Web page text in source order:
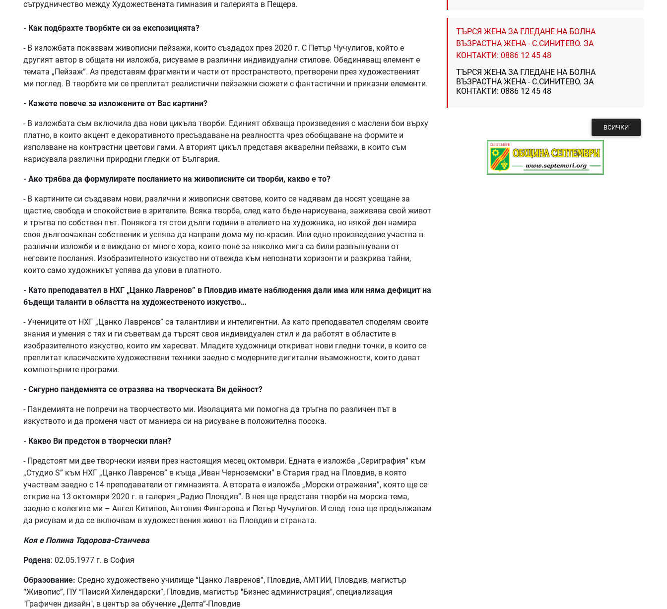
сътрудничество между Художествената гимназия и галерията в Пещера.
- Как подбрахте творбите си за експозицията?
- В изложбата показвам живописни пейзажи, които създадох през 2020 г. С Петър Чучулигов, който е
другият автор в общата ни изложба, рисуваме в различни индивидуални стилове. Обединяващ елемент е
темата „Пейзаж”. Аз представям фрагменти и части от пространството, претворени през художественият
ми поглед. В творбите ми се преплитат реалистични пейзажни сюжети с фантастични и приказни елементи.
- Кажете повече за изложените от Вас картини?
- В изложбата съм включила два нови цикъла творби. Единият обхваща произведения с маслени бои върху
платно, в които акцент е декоративното пресъздаване на реалността чрез обобщаване на формите и
използване на контрастни цветови гами. А вторият цикъл представя акварелни пейзажи, в които съм
нарисувала различни природни гледки от България.
- Ако трябва да формулирате посланието на живописните си творби, какво е то?
- В картините си създавам нови, различни и живописни светове, които се надявам да носят усещане за
щастие, свобода и спокойствие в зрителите. Всяка творба, след като бъде нарисувана, заживява свой живот
и тръгва по собствен път. Понякога тя стои дълги години в ателието на художника, но някой ден намира
своя дългоочакван собственик и успява да направи дома му по-красив. Или едно произведение участва в
различни изложби и е виждано от много хора, които поне за няколко мига са били развълнувани от
неговите послания. Изобразителното изкуство ни отвежда към непознати хоризонти и разкрива тайни,
които само художникът успява да улови в платното.
- Като преподавател в НХГ „Цанко Лавренов” в Пловдив имате наблюдения дали има или няма дефицит на
бъдещи таланти в областта на художественото изкуство…
- Учениците от НХГ „Цанко Лавренов” са талантливи и интелигентни. Аз като преподавател споделям своите
знания и умения с тях и ги съветвам да търсят своя индивидуален стил и да работят в областите в
изобразителното изкуство, които им харесват. Младите художници откриват нови гледни точки, в които се
преплитат класическите художествени техники заедно с модерните дигитални възможности, които дават
компютърните програми.
- Сигурно пандемията се отразява на творческата Ви дейност?
- Пандемията не попречи на творчеството ми. Изолацията ми помогна да тръгна по различен път в
изкуството и да променя част от маниера си на рисуване в положителна посока.
- Какво Ви предстои в творчески план?
- Предстоят ми две творчески изяви през настоящия месец октомври. Едната е изложба „Сериграфия” към
„Студио S” към НХГ „Цанко Лавренов” в къща „Иван Черноземски” в Стария град на Пловдив, в която
участвам заедно с 14 преподаватели от гимназията. А втората е изложба „Морски отражения”, която ще се
открие на 13 октомври 2020 г. в галерия „Радио Пловдив”. В нея ще представя творби на морска тема,
заедно с колегите ми – Ангел Китипов, Антония Фингарова и Петър Чучулигов. И след това ще продължавам
да рисувам и да се включвам в художествения живот на Пловдив и страната.
Коя е Полина Тодорова-Станчева
Родена: 02.05.1977 г. в София
Образование: Средно художествено училище “Цанко Лавренов”, Пловдив, АМТИИ, Пловдив, магистър
“Живопис”, ПУ “Паисий Хилендарски”, Пловдив, мaгистър "Бизнес администрация", специализация
"Графичен дизайн", в център за обучение „Делта”-Пловдив
ТЪРСЯ ЖЕНА ЗА ГЛЕДАНЕ НА БОЛНА
ВЪЗРАСТНА ЖЕНА - С.СИНИТЕВО. ЗА
КОНТАКТИ: 0886 12 45 48
ТЪРСЯ ЖЕНА ЗА ГЛЕДАНЕ НА БОЛНА
ВЪЗРАСТНА ЖЕНА - С.СИНИТЕВО. ЗА
КОНТАКТИ: 0886 12 45 48
ВСИЧКИ